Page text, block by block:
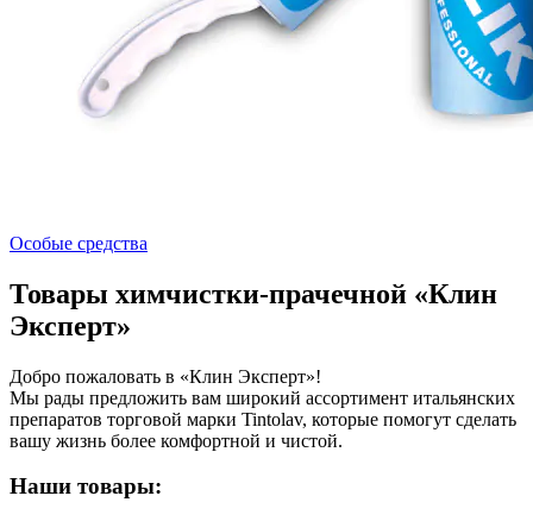
Особые средства
Товары химчистки-прачечной «Клин
Эксперт»
Добро пожаловать в «Клин Эксперт»!
Мы рады предложить вам широкий ассортимент итальянских
препаратов торговой марки Tintolav, которые помогут сделать
вашу жизнь более комфортной и чистой.
Наши товары: